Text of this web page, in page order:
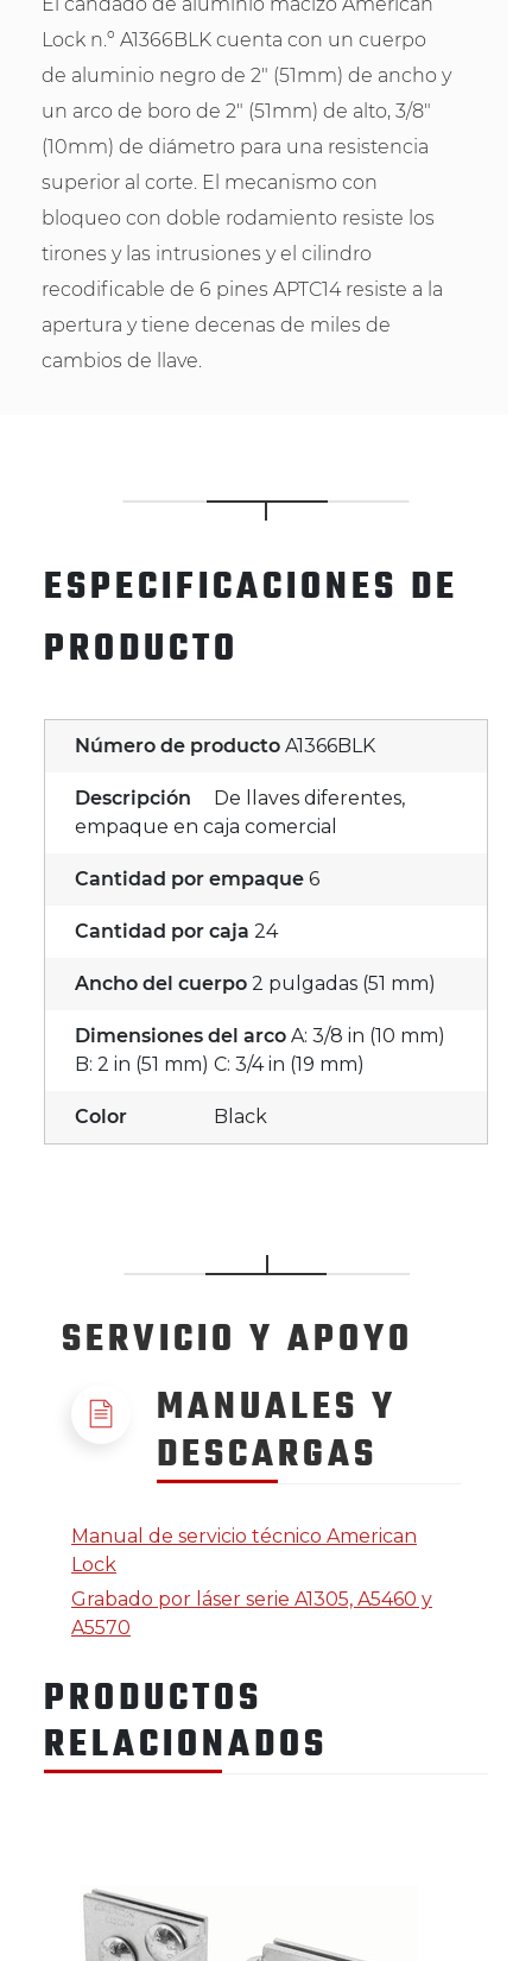
Lock n.º A1366BLK cuenta con un cuerpo
de aluminio negro de 2" (51mm) de ancho y
un arco de boro de 2" (51mm) de alto, 3/8"
(10mm) de diámetro para una resistencia
superior al corte. El mecanismo con
bloqueo con doble rodamiento resiste los
tirones y las intrusiones y el cilindro
recodificable de 6 pines APTC14 resiste a la
apertura y tiene decenas de miles de
cambios de llave.
ESPECIFICACIONES DE
PRODUCTO
Número de producto A1366BLK
Descripción
De llaves diferentes,
empaque en caja comercial
Cantidad por empaque 6
Cantidad por caja 24
Ancho del cuerpo 2 pulgadas (51 mm)
Dimensiones del arco A: 3/8 in (10 mm)
B: 2 in (51 mm) C: 3/4 in (19 mm)
Color Black
SERVICIO Y APOYO
MANUALES Y
DESCARGAS
Manual de servicio técnico American
Lock
Grabado por láser serie A1305, A5460 y
A5570
PRODUCTOS
RELACIONADOS